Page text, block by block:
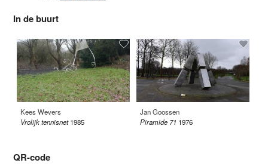
In de buurt
Kees Wevers
Vrolijk tennisnet 1985
Jan Goossen
Piramide 71 1976
QR-code